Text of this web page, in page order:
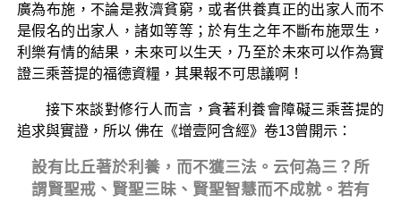
廣為布施，不論是救濟貧窮，或者供養真正的出家人而不
是假名的出家人，諸如等等；於有生之年不斷布施眾生，
利樂有情的結果，未來可以生天，乃至於未來可以作為實
證三乘菩提的福德資糧，其果報不可思議啊！
接下來談對修行人而言，貪著利養會障礙三乘菩提的
追求與實證，所以 佛在《增壹阿含經》卷13曾開示：
設有比丘著於利養，而不獲三法。云何為三？所
謂賢聖戒、賢聖三昧、賢聖智慧而不成就。若有